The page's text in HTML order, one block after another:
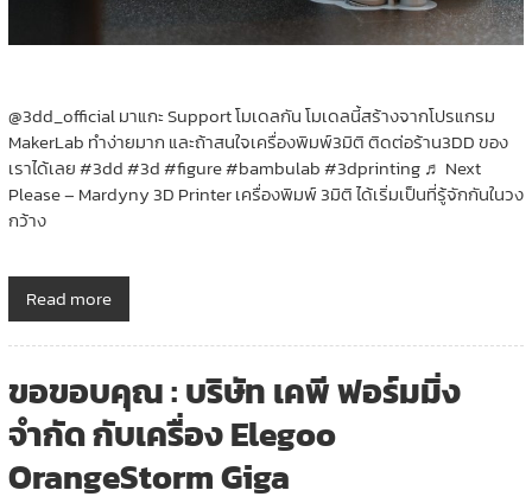
@3dd_official มาแกะ Support โมเดลกัน โมเดลนี้สร้างจากโปรแกรม
MakerLab ทำง่ายมาก และถ้าสนใจเครื่องพิมพ์3มิติ ติดต่อร้าน3DD ของ
เราได้เลย #3dd #3d #figure #bambulab #3dprinting ♬ Next
Please – Mardyny 3D Printer เครื่องพิมพ์ 3มิติ ได้เริ่มเป็นที่รู้จักกันในวง
กว้าง
Read more
ขอขอบคุณ : บริษัท เคพี ฟอร์มมิ่ง
จำกัด กับเครื่อง Elegoo
OrangeStorm Giga